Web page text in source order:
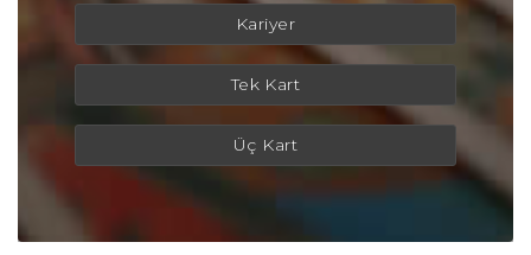
Kariyer
Tek Kart
Üç Kart